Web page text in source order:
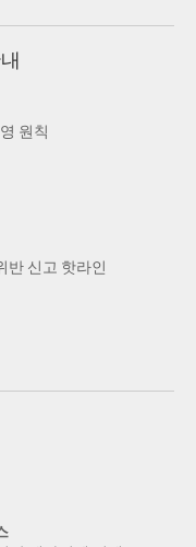
원칙
반 신고 핫라인